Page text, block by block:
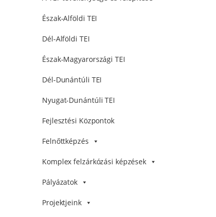
Észak-Alföldi TEI
Dél-Alföldi TEI
Észak-Magyarországi TEI
Dél-Dunántúli TEI
Nyugat-Dunántúli TEI
Fejlesztési Központok
Felnőttképzés
Komplex felzárkózási képzések
Pályázatok
Projektjeink